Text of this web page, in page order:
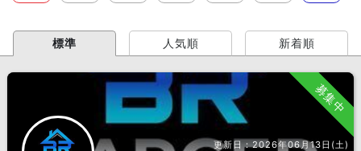
標準 人気順 新着順
募集中
更新日：2026年06月13日(土)